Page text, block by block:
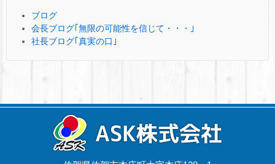
ブログ
会長ブログ｢無限の可能性を信じて・・・｣
社長ブログ｢真実の口｣